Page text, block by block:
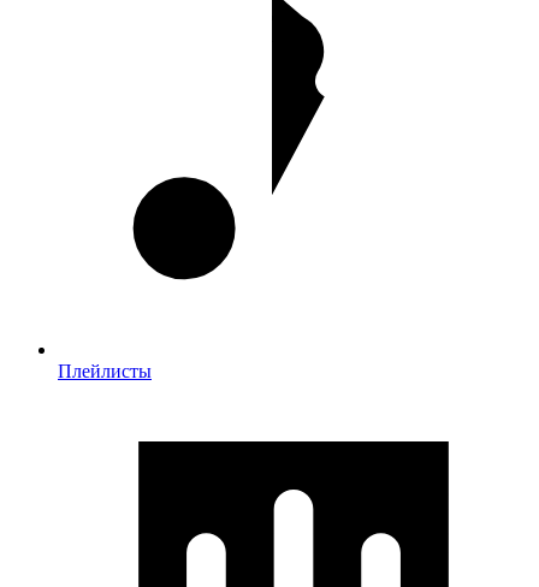
Плейлисты